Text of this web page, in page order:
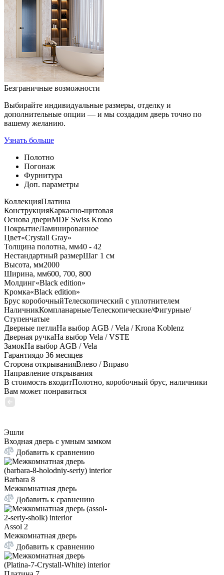
Безграничные возможности
Выбирайте индивидуальные размеры, отделку и
дополнительные опции — и мы создадим дверь точно по
вашему желанию.
Узнать больше
Полотно
Погонаж
Фурнитура
Доп. параметры
КоллекцияПлатина
КонструкцияКаркасно-щитовая
Основа двериMDF Swiss Krono
ПокрытиеЛаминированное
Цвет«Crystall Gray»
Толщина полотна, мм40 - 42
Нестандартный размерШаг 1 см
Высота, мм2000
Ширина, мм600, 700, 800
Молдинг«Black edition»
Кромка«Black edition»
Брус коробочныйТелескопический с уплотнителем
НаличникКомпланарные/Телескопические/Фигурные/
Ступенчатые
Дверные петлиНа выбор AGB / Vela / Krona Koblenz
Дверная ручкаНа выбор Vela / VSTE
ЗамокНа выбор AGB / Vela
Гарантиядо 36 месяцев
Сторона открыванияВлево / Вправо
Направление открывания
В стоимость входитПолотно, коробочный брус, наличники
Вам может понравиться
Эшли
Входная дверь с умным замком
Добавить к сравнению
Barbara 8
Межкомнатная дверь
Добавить к сравнению
Assol 2
Межкомнатная дверь
Добавить к сравнению